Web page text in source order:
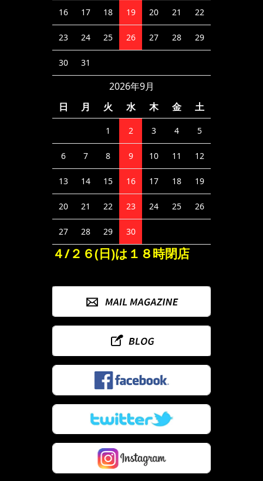
16 17 18 19 20 21 22
23 24 25 26 27 28 29
30 31
2026年9月
日
月 火 水 木 金 土
1 2 3 4 5
6 7 8 9 10 11 12
13 14 15 16 17 18 19
20 21 22 23 24 25 26
27 28 29 30
４/２６(日)は１８時閉店